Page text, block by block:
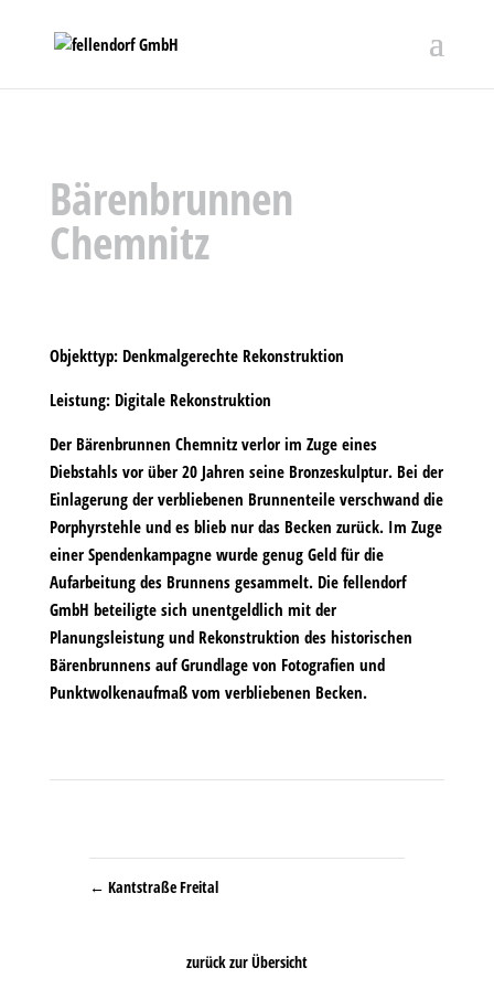
Bärenbrunnen
Chemnitz
Objekttyp:Denkmalgerechte Rekonstruktion
Leistung:Digitale Rekonstruktion
Der Bärenbrunnen Chemnitz verlor im Zuge eines
Diebstahls vor über 20 Jahren seine Bronzeskulptur. Bei der
Einlagerung der verbliebenen Brunnenteile verschwand die
Porphyrstehle und es blieb nur das Becken zurück. Im Zuge
einer Spendenkampagne wurde genug Geld für die
Aufarbeitung des Brunnens gesammelt. Die fellendorf
GmbH beteiligte sich unentgeldlich mit der
Planungsleistung und Rekonstruktion des historischen
Bärenbrunnens auf Grundlage von Fotografien und
Punktwolkenaufmaß vom verbliebenen Becken.
← Kantstraße Freital
zurück zur Übersicht